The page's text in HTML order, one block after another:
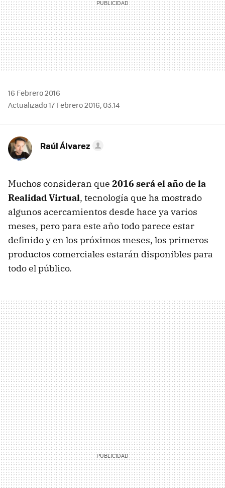
16 Febrero 2016
Actualizado 17 Febrero 2016, 03:14
Raúl Álvarez
Muchos consideran que 2016 será el año de la
Realidad Virtual, tecnología que ha mostrado
algunos acercamientos desde hace ya varios
meses, pero para este año todo parece estar
definido y en los próximos meses, los primeros
productos comerciales estarán disponibles para
todo el público.